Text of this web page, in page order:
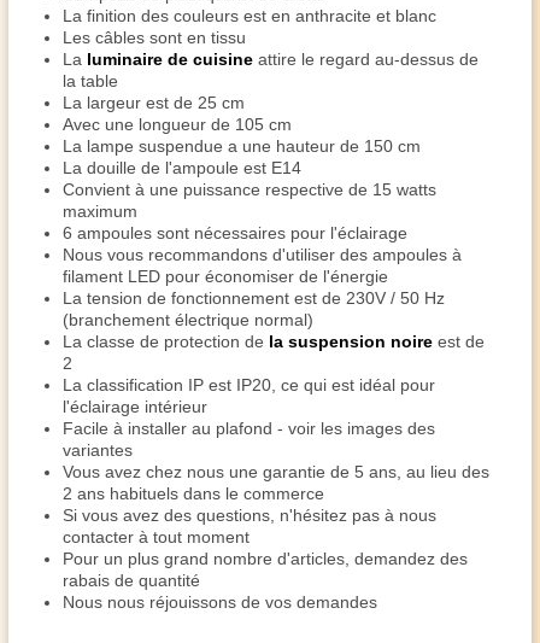
La finition des couleurs est en anthracite et blanc
Les câbles sont en tissu
La luminaire de cuisine attire le regard au-dessus de
la table
La largeur est de 25 cm
Avec une longueur de 105 cm
La lampe suspendue a une hauteur de 150 cm
La douille de l'ampoule est E14
Convient à une puissance respective de 15 watts
maximum
6 ampoules sont nécessaires pour l'éclairage
Nous vous recommandons d'utiliser des ampoules à
filament LED pour économiser de l'énergie
La tension de fonctionnement est de 230V / 50 Hz
(branchement électrique normal)
La classe de protection de la suspension noire est de
2
La classification IP est IP20, ce qui est idéal pour
l'éclairage intérieur
Facile à installer au plafond - voir les images des
variantes
Vous avez chez nous une garantie de 5 ans, au lieu des
2 ans habituels dans le commerce
Si vous avez des questions, n'hésitez pas à nous
contacter à tout moment
Pour un plus grand nombre d'articles, demandez des
rabais de quantité
Nous nous réjouissons de vos demandes